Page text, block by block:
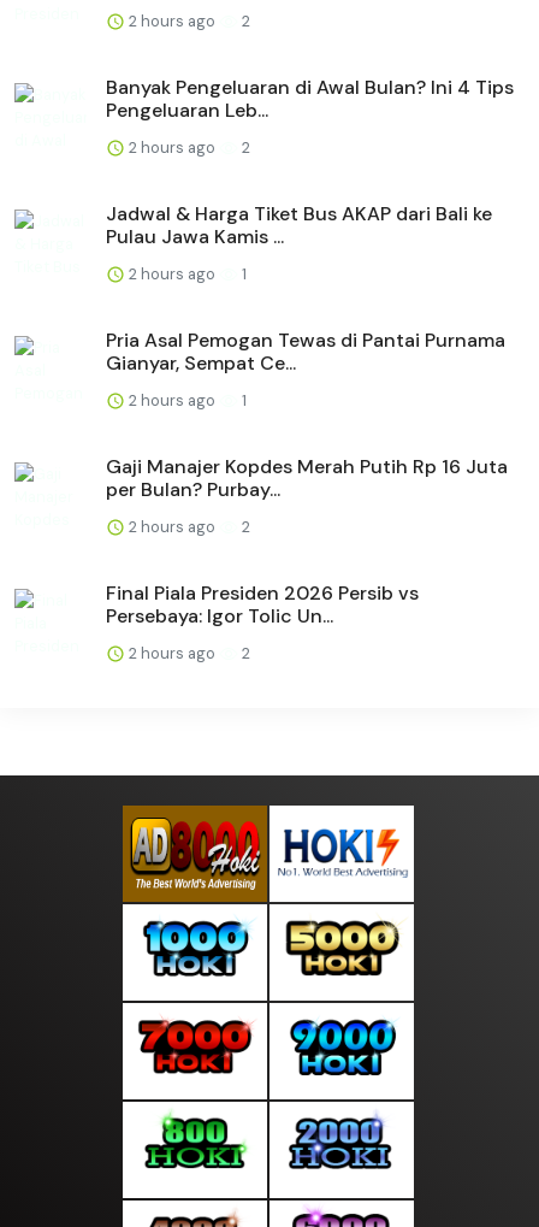
2 hours ago 2
Banyak Pengeluaran di Awal Bulan? Ini 4 Tips
Pengeluaran Leb...
2 hours ago 2
Jadwal & Harga Tiket Bus AKAP dari Bali ke
Pulau Jawa Kamis ...
2 hours ago 1
Pria Asal Pemogan Tewas di Pantai Purnama
Gianyar, Sempat Ce...
2 hours ago 1
Gaji Manajer Kopdes Merah Putih Rp 16 Juta
per Bulan? Purbay...
2 hours ago 2
Final Piala Presiden 2026 Persib vs
Persebaya: Igor Tolic Un...
2 hours ago 2